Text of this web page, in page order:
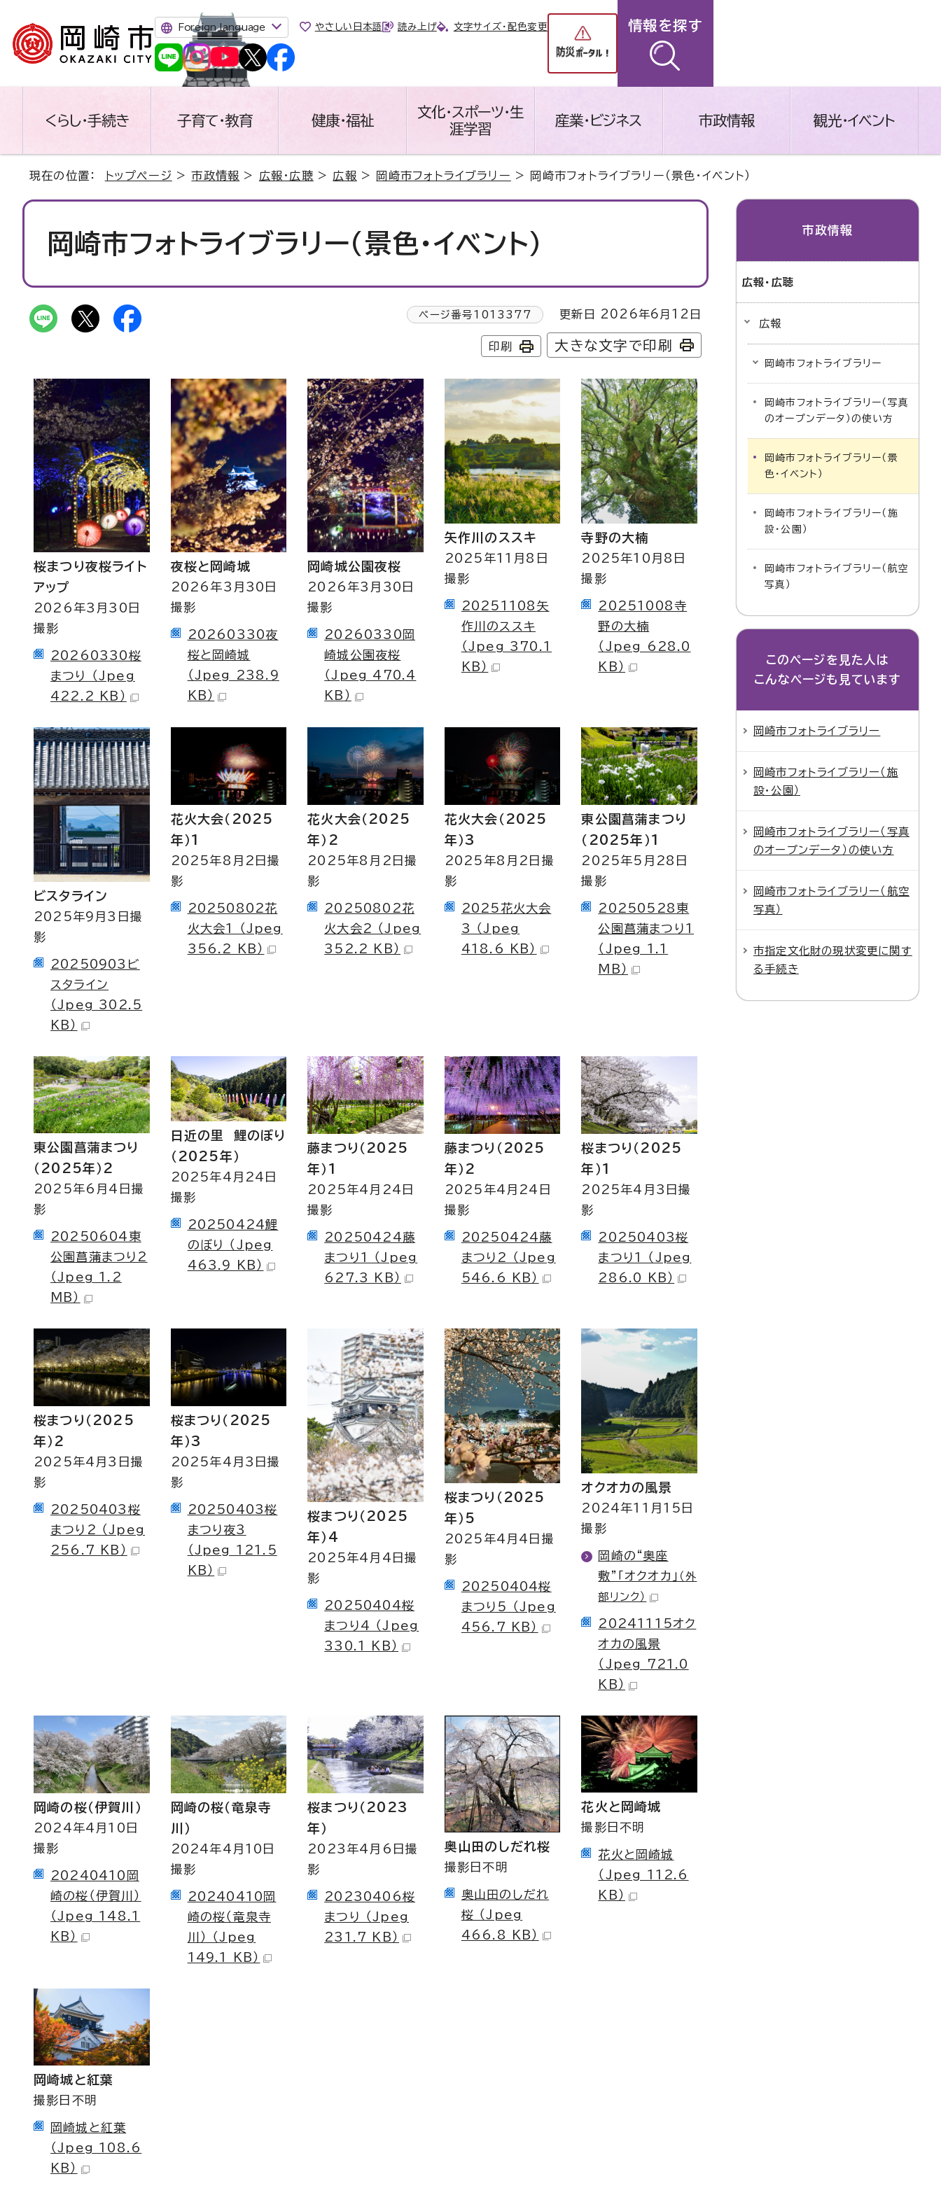
Foreign language やさしい日本語 読み上げ 文字サイズ・配色変更 情報を探す
くらし・手続き 子育て・教育 健康・福祉
文化・スポーツ・生
涯学習
産業・ビジネス 市政情報 観光・イベント
現在の位置： トップページ >市政情報 > 広報・広聴 > 広報 > 岡崎市フォトライブラリー > 岡崎市フォトライブラリー（景色・イベント）
岡崎市フォトライブラリー（景色・イベント）
ページ番号 1013377 更新日 2026年6月12日
印刷 大きな文字で印刷
桜まつり夜桜ライト
アップ
2026年3月30日
撮影
20260330桜
まつり （Jpeg
422.2 KB）
夜桜と岡崎城
2026年3月30日
撮影
20260330夜
桜と岡崎城
（Jpeg 238.9
KB）
岡崎城公園夜桜
2026年3月30日
撮影
20260330岡
崎城公園夜桜
（Jpeg 470.4
KB）
矢作川のススキ
2025年11月8日
撮影
20251108矢
作川のススキ
（Jpeg 370.1
KB）
寺野の大楠
2025年10月8日
撮影
20251008寺
野の大楠
（Jpeg 628.0
KB）
ビスタライン
2025年9月3日撮
影
20250903ビ
スタライン
（Jpeg 302.5
KB）
花火大会（2025
年）1
2025年8月2日撮
影
20250802花
火大会1 （Jpeg
356.2 KB）
花火大会（2025
年）2
2025年8月2日撮
影
20250802花
火大会2 （Jpeg
352.2 KB）
花火大会（2025
年）3
2025年8月2日撮
影
2025花火大会
3 （Jpeg
418.6 KB）
東公園菖蒲まつり
（2025年）1
2025年5月28日
撮影
20250528東
公園菖蒲まつり1
（Jpeg 1.1
MB）
東公園菖蒲まつり
（2025年）2
2025年6月4日撮
影
20250604東
公園菖蒲まつり2
（Jpeg 1.2
MB）
日近の里 鯉のぼり
（2025年）
2025年4月24日
撮影
20250424鯉
のぼり （Jpeg
463.9 KB）
藤まつり（2025
年）1
2025年4月24日
撮影
20250424藤
まつり1 （Jpeg
627.3 KB）
藤まつり（2025
年）2
2025年4月24日
撮影
20250424藤
まつり2 （Jpeg
546.6 KB）
桜まつり（2025
年）1
2025年4月3日撮
影
20250403桜
まつり1 （Jpeg
286.0 KB）
桜まつり（2025
年）2
2025年4月3日撮
影
20250403桜
まつり2 （Jpeg
256.7 KB）
桜まつり（2025
年）3
2025年4月3日撮
影
20250403桜
まつり夜3
（Jpeg 121.5
KB）
桜まつり（2025
年）4
2025年4月4日撮
影
20250404桜
まつり4 （Jpeg
330.1 KB）
桜まつり（2025
年）5
2025年4月4日撮
影
20250404桜
まつり5 （Jpeg
456.7 KB）
オクオカの風景
2024年11月15日
撮影
岡崎の“奥座
敷”「オクオカ」 （外
部リンク）
20241115オク
オカの風景
（Jpeg 721.0
KB）
岡崎の桜（伊賀川）
2024年4月10日
撮影
20240410岡
崎の桜（伊賀川）
（Jpeg 148.1
KB）
岡崎の桜（竜泉寺
川）
2024年4月10日
撮影
20240410岡
崎の桜（竜泉寺
川） （Jpeg
149.1 KB）
桜まつり（2023
年）
2023年4月6日撮
影
20230406桜
まつり （Jpeg
231.7 KB）
奥山田のしだれ桜
撮影日不明
奥山田のしだれ
桜 （Jpeg
466.8 KB）
花火と岡崎城
撮影日不明
花火と岡崎城
（Jpeg 112.6
KB）
岡崎城と紅葉
撮影日不明
岡崎城と紅葉
（Jpeg 108.6
KB）
市政情報
広報・広聴
広報
岡崎市フォトライブラリー
岡崎市フォトライブラリー（写真
のオープンデータ）の使い方
岡崎市フォトライブラリー（景
色・イベント）
岡崎市フォトライブラリー（施
設・公園）
岡崎市フォトライブラリー（航空
写真）
このページを見た人は
こんなページも見ています
岡崎市フォトライブラリー
岡崎市フォトライブラリー（施
設・公園）
岡崎市フォトライブラリー（写真
のオープンデータ）の使い方
岡崎市フォトライブラリー（航空
写真）
市指定文化財の現状変更に関す
る手続き